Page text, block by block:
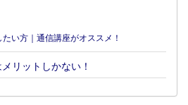
い方｜通信講座がオススメ！
リットしかない！